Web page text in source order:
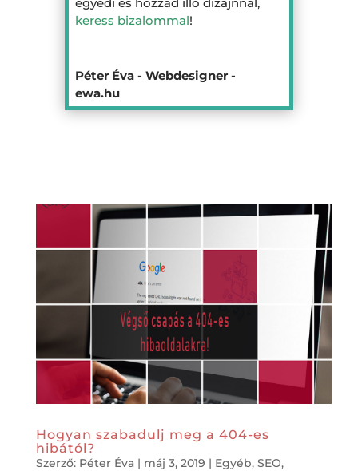
keress bizalommal!
Péter Éva - Webdesigner -
ewa.hu
Hogyan szabadulj meg a 404-es
hibától?
Szerző: Péter Éva| máj 3, 2019 | Egyéb, SEO,